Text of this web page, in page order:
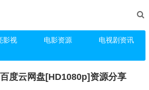
影视 电影资源
电视剧资讯
百度云网盘[HD1080p]资源分享